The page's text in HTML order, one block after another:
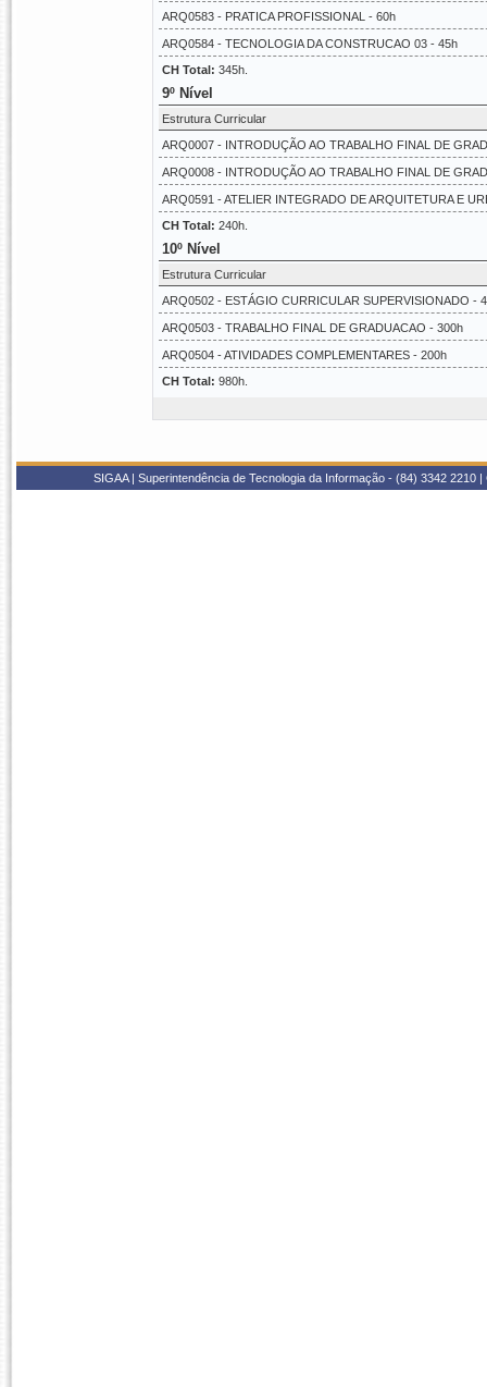
ARQ0583 - PRATICA PROFISSIONAL - 60h
ARQ0584 - TECNOLOGIA DA CONSTRUCAO 03 - 45h
CH Total: 345h.
9º Nível
Estrutura Curricular
ARQ0007 - INTRODUÇÃO AO TRABALHO FINAL DE
ARQ0008 - INTRODUÇÃO AO TRABALHO FINAL DE
ARQ0591 - ATELIER INTEGRADO DE ARQUITETURA E
CH Total: 240h.
10º Nível
Estrutura Curricular
ARQ0502 - ESTÁGIO CURRICULAR SUPERVISIONADO -
ARQ0503 - TRABALHO FINAL DE GRADUACAO - 300h
ARQ0504 - ATIVIDADES COMPLEMENTARES - 200h
CH Total: 980h.
SIGAA | Superintendência de Tecnologia da Informação - (84) 3342